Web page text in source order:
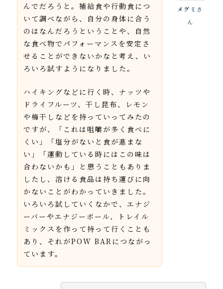
メグミ さ
ん
んでだろうと。補給食や行動食につ
いて調べながら、自分の身体に合う
のはなんだろうということや、自然
な食べ物でパフォーマンスを安定さ
せることができないかなと考え、い
ろいろ試すようになりました。
ハイキングなどに行く時、ナッツや
ドライフルーツ、干し昆布、レモン
や梅干しなどを持っていってみたの
ですが、「これは咀嚼が多く食べに
くい」「塩分がないと食が進まな
い」「運動している時にはこの味は
合わないかも」と思うこともありま
したし、溶ける食品は持ち運びに向
かないことがわかっていきました。
いろいろ試していくなかで、エナジ
ーバーやエナジーボール、トレイル
ミックスを作って持って行くことも
あり、それがPOW BARにつながっ
ています。